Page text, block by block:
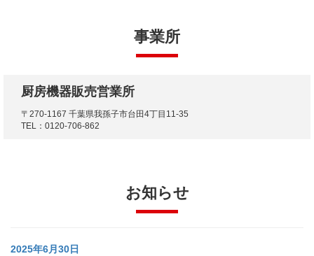
事業所
厨房機器販売営業所
〒270-1167 千葉県我孫子市台田4丁目11-35
TEL：0120-706-862
お知らせ
2025年6月30日